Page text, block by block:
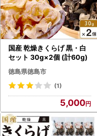
国産 乾燥きくらげ 黒・白
セット 30g×2個 (計60g)
徳島県徳島市
(1)
5,000